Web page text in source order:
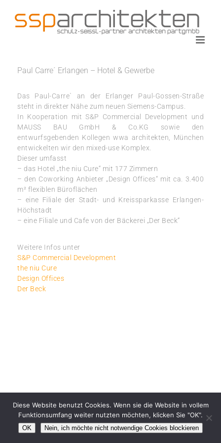
Inhalt
springen
Paul Carre´ Erlangen – Hotel & Gewerbe
Das Paul-Carre` an der Erlanger Paul-Gossen-Straße
steht in direkter Nähe zum neuen Siemens-Campus.
In Kooperation mit S&P Commercial Development und
MAUSS BAU GmbH & Co.KG sowie den
entwurfsgebenden Kollegen wwa architekten, München
entwickelten wir den mixed-use Komplex.
Dieser umfasst
– das Hotel „the niu Cure“ mit 177 Zimmern
– den Coworking Anbieter „Design Offices“ mit ca. 3.400
m² flexiblen Büroflächen
– eine Filiale der Stadt- und Kreissparkasse Erlangen-
Höchstadt
– eine Filiale und Cafe von der Bäckerei „Der Beck“
Weitere Infos unter
S&P Commercial Development
the niu Cure
Design Offices
Der Beck
Diese Website benutzt Cookies. Wenn sie die Website in vollem
Funktionsumfang weiter nutzten möchten, klicken Sie "OK".
OK Nein, ich möchte nicht notwendige Cookies blockieren